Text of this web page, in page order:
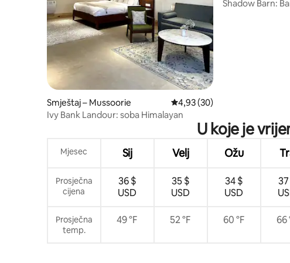
Smještaj – Mussoorie Prosječna ocjena: 4,93/5,
4,93 (30)
Ivy Bank Landour: soba Himalayan
Shadow Barn:
U koje je
Mjesec Sij Velj Ožu
Prosječna
cijena
36 $
USD
35 $
USD
34 $
USD
Prosječna
temp.
49 °F 52 °F 60 °F 66